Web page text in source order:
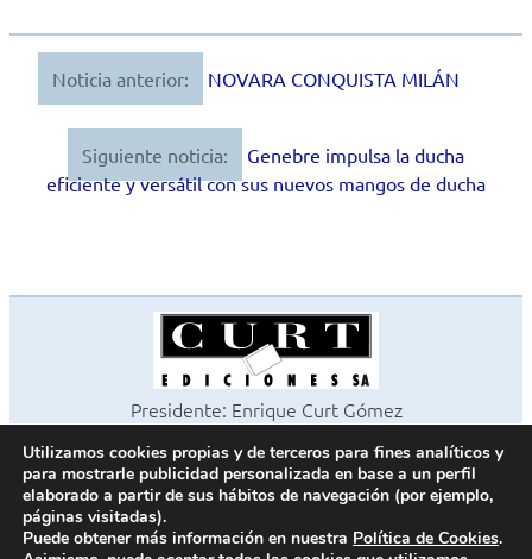
Navegación
entradas
Noticia anterior: NOVARA CONQUISTA MILÁN
Siguiente noticia:
Genebre impulsa la ducha
eficiente y versátil con sus nuevos mangos de ducha
Presidente: Enrique Curt Gómez
©2026 Revista Cocinas y Baños
Todos los derechos reservados
Paseo de Gracia, 63. 1º 2ª. 08008 Barcelona -
Fax 933 183 505
Utilizamos cookies propias y de terceros para fines analíticos y
para mostrarle publicidad personalizada en base a un perfil
elaborado a partir de sus hábitos de navegación (por ejemplo,
páginas visitadas).
Puede obtener más información en nuestra Política de Cookies.